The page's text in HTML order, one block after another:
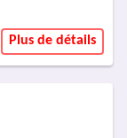
Plus de détails